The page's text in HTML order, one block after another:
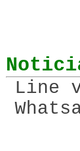
Line